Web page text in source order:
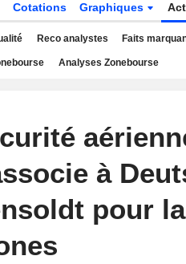
Cotations Graphiques
Reco analystes Faits
Analyses Zonebourse
à
pour